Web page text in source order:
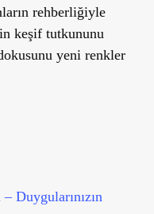
rehberliğiyle
keşif tutkununu
yeni renkler
Duygularınızın